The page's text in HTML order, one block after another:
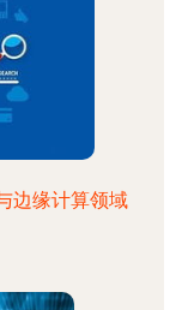
边缘计算领域